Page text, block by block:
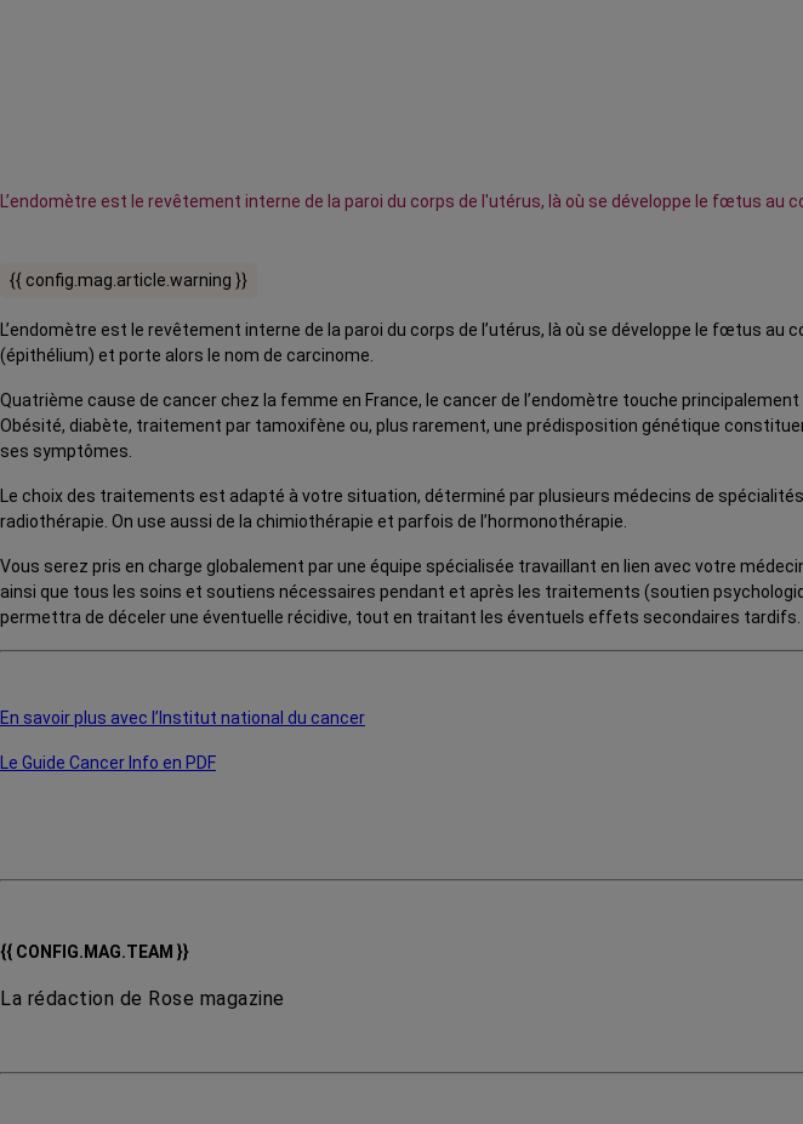
L’endomètre est le revêtement interne de la paroi du corps de l'utérus, là où se développe le fœtus au
{{ config.mag.article.warning }}
L’endomètre est le revêtement interne de la paroi du corps de l’utérus, là où se développe le fœtus
(épithélium) et porte alors le nom de carcinome.
Quatrième cause de cancer chez la femme en France, le cancer de l’endomètre touche
Obésité, diabète, traitement par tamoxifène ou, plus rarement, une prédisposition génétique
ses symptômes.
Le choix des traitements est adapté à votre situation, déterminé par plusieurs médecins de
radiothérapie. On use aussi de la chimiothérapie et parfois de l’hormonothérapie.
Vous serez pris en charge globalement par une équipe spécialisée travaillant en lien avec votre
ainsi que tous les soins et soutiens nécessaires pendant et après les traitements (soutien
permettra de déceler une éventuelle récidive, tout en traitant les éventuels effets secondaires tardifs.
En savoir plus avec l’Institut national du cancer
Le Guide Cancer Info en PDF
{{ CONFIG.MAG.TEAM }}
La rédaction de Rose magazine